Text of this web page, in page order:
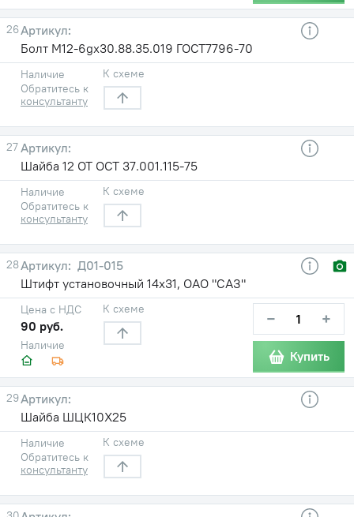
26
Болт M12-6gх30.88.35.019 ГОСТ7796-70
Наличие
Обратитесь к
консультанту
К схеме
27
Шайба 12 ОТ ОСТ 37.001.115-75
Наличие
Обратитесь к
консультанту
К схеме
28
Д01-015
Штифт установочный 14х31, ОАО "САЗ"
Наличие
Цена с НДС
90 руб.
К схеме − +
Купить
29
Шайба ШЦК10Х25
Наличие
Обратитесь к
консультанту
К схеме